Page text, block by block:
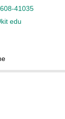
41035
kit edu